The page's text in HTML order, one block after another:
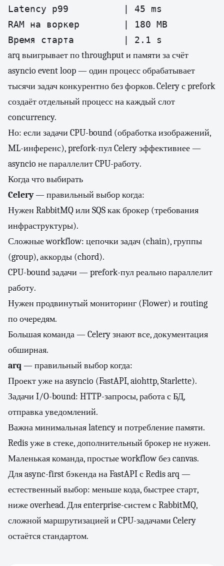
Latency p99          | 45 ms
RAM на воркер        | 180 MB
Время старта         | 2.1 s
arq выигрывает по throughput и памяти за счёт
asyncio event loop — один процесс обрабатывает
тысячи задач конкурентно без форков. Celery с prefork
создаёт отдельный процесс на каждый слот
concurrency.
Но: если задачи CPU-bound (обработка изображений,
ML-инференс), prefork-пул Celery эффективнее —
asyncio не параллелит CPU-работу.
Когда что выбирать
Celery— правильный выбор когда:
Нужен RabbitMQ или SQS как брокер (требования
инфраструктуры).
Сложные workflow: цепочки задач (chain), группы
(group), аккорды (chord).
CPU-bound задачи — prefork-пул реально параллелит
работу.
Нужен продвинутый мониторинг (Flower) и routing
по очередям.
Большая команда — Celery знают все, документация
обширная.
arq — правильный выбор когда:
Проект уже на asyncio (FastAPI, aiohttp, Starlette).
Задачи I/O-bound: HTTP-запросы, работа с БД,
отправка уведомлений.
Важна минимальная latency и потребление памяти.
Redis уже в стеке, дополнительный брокер не нужен.
Маленькая команда, простые workflow без canvas.
Для async-first бэкенда на FastAPI с Redis arq —
естественный выбор: меньше кода, быстрее старт,
ниже overhead. Для enterprise-систем с RabbitMQ,
сложной маршрутизацией и CPU-задачами Celery
остаётся стандартом.